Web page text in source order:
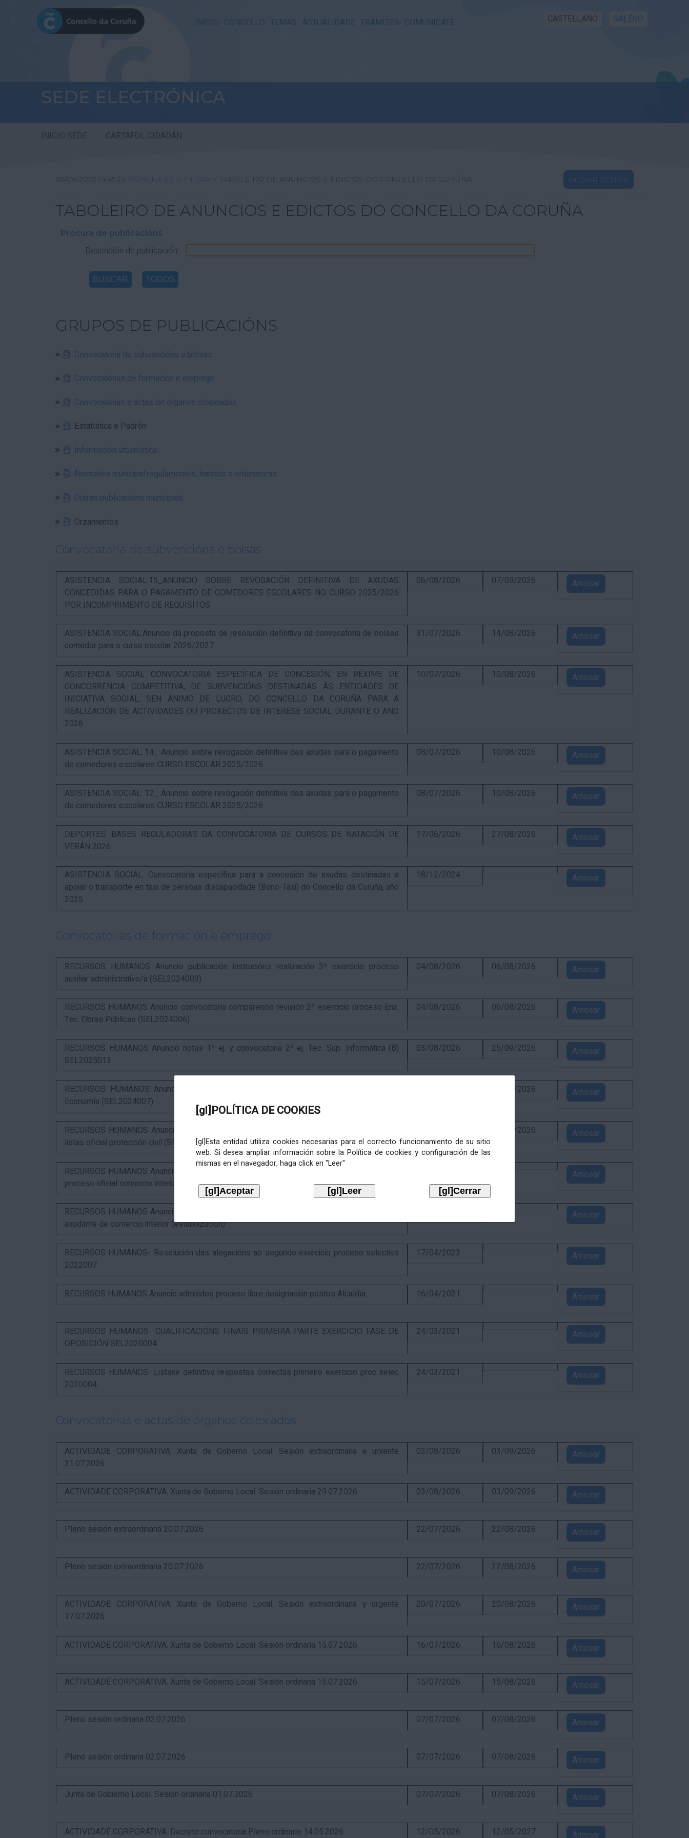
INICIO CONCELLO TEMAS ACTUALIDADE TRÁMITES COMUNÍCATE CASTELLANO GALEGO
SEDE ELECTRÓNICA
INICIO SEDE CARTAFOL CIDADÁN
[gl]POLÍTICA DE COOKIES
[gl]Esta entidad utiliza cookies necesarias para el correcto funcionamiento de su sitio
web. Si desea ampliar información sobre la Política de cookies y configuración de las
mismas en el navegador, haga click en "Leer"
06/08/2026 14:45:25 CORUNA.ES INICIO TABOLEIRO DE ANUNCIOS E EDICTOS DO CONCELLO DA CORUÑA INICIAR SESIÓN
TABOLEIRO DE ANUNCIOS E EDICTOS DO CONCELLO DA CORUÑA
Procura de publicacións
Descrición de publicación
GRUPOS DE PUBLICACIÓNS
Convocatoria de subvencións e bolsas
Convocatorias de formación e emprego
Convocatorias e actas de órganos colexiados
Estatística e Padrón
Información urbanística
Normativa municipal:regulamentos, bandos e ordenanzas
Outras publicacións municipais
Orzamentos
Convocatoria de subvencións e bolsas
ASISTENCIA SOCIAL.15_ANUNCIO SOBRE REVOGACIÓN DEFINITIVA DE AXUDAS
CONCEDIDAS PARA O PAGAMENTO DE COMEDORES ESCOLARES NO CURSO 2025/2026
POR INCUMPRIMENTO DE REQUISITOS
06/08/2026 07/09/2026 Amosar
ASISTENCIA SOCIAL.Anuncio da proposta de resolución definitiva dá convocatoria de bolsas
comedor para o curso escolar 2026/2027.
31/07/2026 14/08/2026 Amosar
ASISTENCIA SOCIAL CONVOCATORIA ESPECÍFICA DE CONCESIÓN, EN RÉXIME DE
CONCORRENCIA COMPETITIVA, DE SUBVENCIÓNS DESTINADAS ÁS ENTIDADES DE
INICIATIVA SOCIAL, SEN ÁNIMO DE LUCRO, DO CONCELLO DA CORUÑA PARA A
REALIZACIÓN DE ACTIVIDADES OU PROXECTOS DE INTERESE SOCIAL DURANTE O ANO
2026
10/07/2026 10/08/2026 Amosar
ASISTENCIA SOCIAL. 14_ Anuncio sobre revogación definitiva das axudas para o pagamento
de comedores escolares CURSO ESCOLAR 2025/2026
08/07/2026 10/08/2026 Amosar
ASISTENCIA SOCIAL. 12_ Anuncio sobre revogación definitiva das axudas para o pagamento
de comedores escolares CURSO ESCOLAR 2025/2026
08/07/2026 10/08/2026 Amosar
DEPORTES. BASES REGULADORAS DA CONVOCATORIA DE CURSOS DE NATACIÓN DE
VERÁN 2026
17/06/2026 27/08/2026 Amosar
ASISTENCIA SOCIAL. Convocatoria específica para a concesión de axudas destinadas a
apoiar o transporte en taxi de persoas discapacidade (Bono-Taxi) do Concello da Coruña, año
2025
18/12/2024 Amosar
Convocatorias de formación e emprego
RECURSOS HUMANOS Anuncio publicación instrucións realización 3º exercicio proceso
auxiliar administrativo/a (SEL2024003)
04/08/2026 06/08/2026 Amosar
RECURSOS HUMANOS Anuncio convocatoria comparencia revisión 2º exercicio proceso Enx.
Tec. Obras Públicas (SEL2024006)
04/08/2026 06/08/2026 Amosar
RECURSOS HUMANOS Anuncio notas 1º ej. y convocatoria 2º ej. Tec. Sup. Informática (B)
SEL2025013
03/08/2026 25/09/2026 Amosar
RECURSOS HUMANOS Anuncio resultados 3º exercicio e finalización proceso Tec. Sup.
Economía (SEL2024007)
31/08/2026 Amosar
RECURSOS HUMANOS Anuncio resultados 1º exercicio e anuncio final proceso elaboración
listas oficial protección civil (SEL2026016)
24/08/2026 Amosar
RECURSOS HUMANOS Anuncio resultados 2º exercicio e puntuación provisional de concurso
proceso oficial comercio interior (SEL2023015
Amosar
RECURSOS HUMANOS Anuncio puntuación definitiva concurso e anuncio final do proceso de
axudante de comercio interior (estabilización)
Amosar
RECURSOS HUMANOS- Resolución das alegacións ao segundo exercicio proceso selectivo
2022007
17/04/2023 Amosar
RECURSOS HUMANOS Anuncio admitidos proceso libre designación postos Alcaldía 16/04/2021 Amosar
RECURSOS HUMANOS- CUALIFICACIÓNS FINAIS PRIMEIRA PARTE EXERCICIO FASE DE
OPOSICIÓN SEL2020004
24/03/2021 Amosar
RECURSOS HUMANOS- Listaxe definitiva respostas correctas primeiro exercicio proc selec
2020004
24/03/2021 Amosar
Convocatorias e actas de órganos colexiados
ACTIVIDADE CORPORATIVA. Xunta de Goberno Local. Sesión extraordinaria e urxente
31.07.2026
03/08/2026 03/09/2026 Amosar
ACTIVIDADE CORPORATIVA. Xunta de Goberno Local. Sesión ordinaria 29.07.2026 03/08/2026 03/09/2026 Amosar
Pleno sesión extraordinaria 20.07.2026 22/07/2026 22/08/2026 Amosar
Pleno sesión extraordinaria 20.07.2026 22/07/2026 22/08/2026 Amosar
ACTIVIDADE CORPORATIVA. Xunta de Goberno Local. Sesión extraordinaria y urgente
17.07.2026
20/07/2026 20/08/2026 Amosar
ACTIVIDADE CORPORATIVA. Xunta de Goberno Local. Sesión ordinaria 15.07.2026 16/07/2026 16/08/2026 Amosar
ACTIVIDADE CORPORATIVA. Xunta de Goberno Local. Sesión ordinaria 15.07.2026 15/07/2026 15/08/2026 Amosar
Pleno sesión ordinaria 02.07.2026 07/07/2026 07/08/2026 Amosar
Pleno sesión ordinaria 02.07.2026 07/07/2026 07/08/2026 Amosar
Junta de Gobierno Local. Sesión ordinaria 01.07.2026 07/07/2026 07/08/2026 Amosar
ACTIVIDADE CORPORATIVA. Decreto convocatoria Pleno ordinario 14.05.2026 12/05/2026 12/05/2027 Amosar